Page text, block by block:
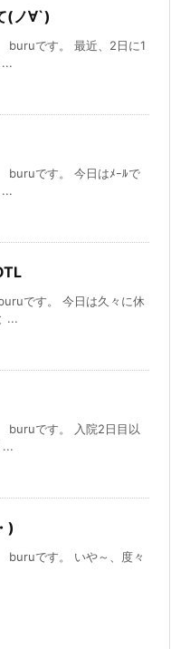
(ノ∀`)
buruです。 最近、2日に1
buruです。 今日はﾒｰﾙで
です。 今日は久々に休
...
buruです。 入院2日目以
...
)
buruです。 いや～、度々